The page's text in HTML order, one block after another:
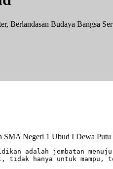
Berlandasan Budaya Bangsa
SMA Negeri 1 Ubud I Dewa
adalah jembatan
tidak hanya untuk